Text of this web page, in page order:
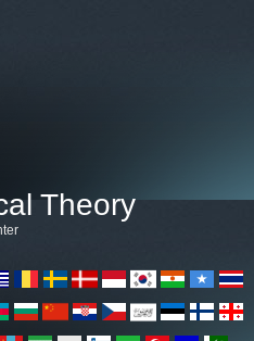
Theory